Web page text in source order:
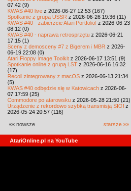
07:42 (9)
KWAS #40 live z 2026-06-27 12:53 (167)
Spotkanie z grupą USSR z 2026-06-26 19:36 (11)
KWAS #40 - zabierzcie Atari Portfolio! z 2026-06-23
08:12 (0)
KWAS #40 - naprawa retrosprzętu z 2026-06-21
17:15 (1)
Sceny z demosceny #7 z Bigerem i MBR z 2026-
06-19 22:08 (0)
Atari Floppy Image Toolkit z 2026-06-17 13:51 (9)
Spotkanie online z grupą LST z 2026-06-16 16:32
(17)
Recoil zintegrowany z macOS z 2026-06-13 21:34
(5)
KWAS #40 odbędzie się w Katowicach z 2026-06-
07 17:59 (25)
Commodore po atarowsku z 2026-05-28 21:50 (21)
Urządzenie z rekordowo szybką transmisją SIO! z
2026-05-24 20:57 (116)
«« nowsze starsze »»
AtariOnline.pl na YouTube